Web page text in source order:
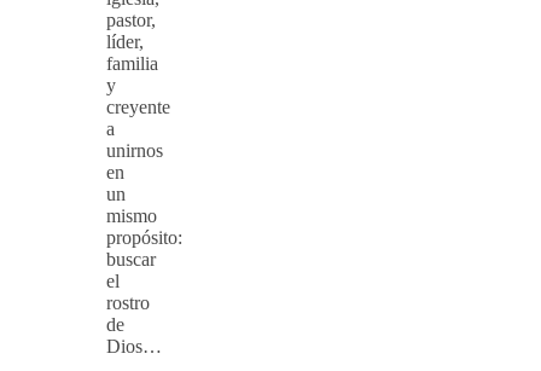
pastor,
líder,
familia
y
creyente
a
unirnos
en
un
mismo
propósito:
buscar
el
rostro
de
Dios…